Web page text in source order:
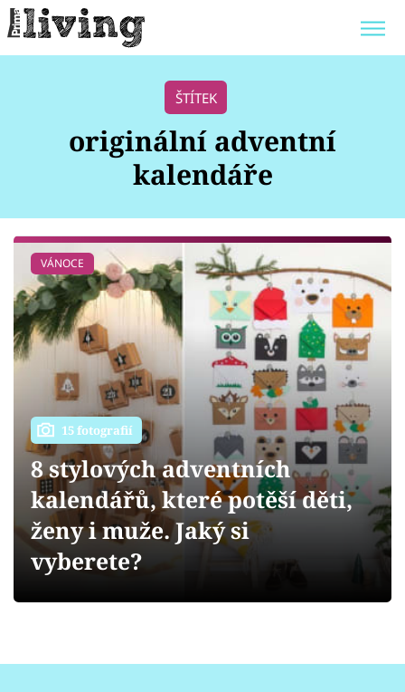
POKOJOVÉ KVĚTINY
ZAHRADA
Bydlení
Zahrada
Design
Sledujte prima+
Přihlášení
Sledujte nás
ŠTÍTEK
originální adventní
kalendáře
VÁNOCE
15 fotografií
8 stylových adventních
kalendářů, které potěší děti,
ženy i muže. Jaký si
vyberete?